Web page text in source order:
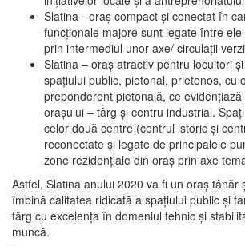
Slatina - oraş compact şi conectat în
funcţionale majore sunt legate între
prin intermediul unor axe/ circulații
Slatina – oraş atractiv pentru locuitori
spaţiului public, pietonal, prietenos, cu
preponderent pietonală, ce
oraşului – târg şi centru industrial.
celor două centre (centrul istoric şi
reconectate şi legate de principalele
zone rezidenţiale din oraş prin axe
Astfel, Slatina anului 2020 va fi un oraş tânăr
îmbină calitatea ridicată a spaţiului public şi
târg cu excelenţa în domeniul tehnic şi
muncă.